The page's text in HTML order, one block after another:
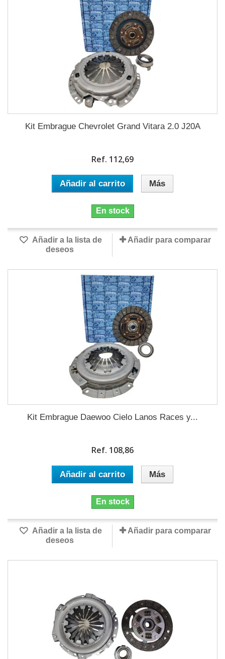
Kit Embrague Chevrolet Grand Vitara 2.0 J20A
Ref. 112,69
Añadir al carrito Más
En stock
Añadir a la lista de
deseos
Añadir para comparar
Kit Embrague Daewoo Cielo Lanos Races y...
Ref. 108,86
Añadir al carrito Más
En stock
Añadir a la lista de
deseos
Añadir para comparar